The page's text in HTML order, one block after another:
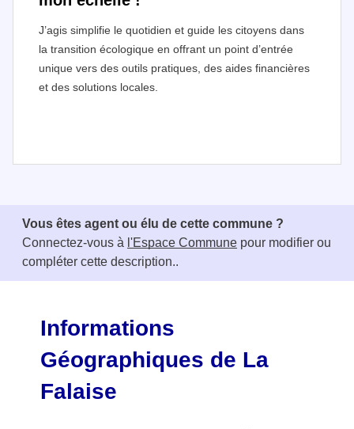
J’agis simplifie le quotidien et guide les citoyens dans
la transition écologique en offrant un point d’entrée
unique vers des outils pratiques, des aides financières
et des solutions locales.
Vous êtes agent ou élu de cette commune ?
Connectez-vous à l'Espace Commune pour modifier ou
compléter cette description..
Informations
Géographiques de La
Falaise